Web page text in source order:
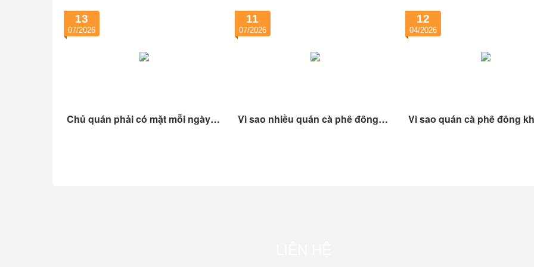
13
07/2026
Chủ quán phải có mặt mỗi ngày:
11
07/2026
Vì sao nhiều quán cà phê đông
12
04/2026
Vì sao quán cà phê đông